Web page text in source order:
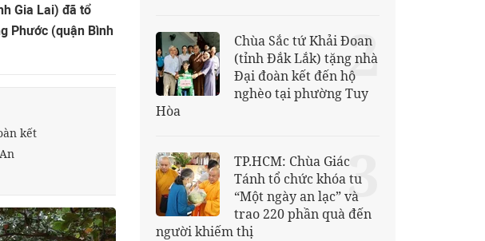
Gia Lai) đã tổ
Phước (quận Bình
kết
Chùa Sắc tứ Khải Đoan
(tỉnh Đắk Lắk) tặng nhà
Đại đoàn kết đến hộ
nghèo tại phường Tuy
Hòa
2
TP.HCM: Chùa Giác
Tánh tổ chức khóa tu
“Một ngày an lạc” và
trao 220 phần quà đến
người khiếm thị
3